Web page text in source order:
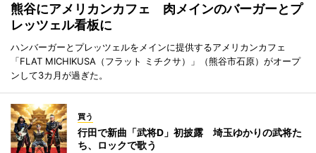
熊谷にアメリカンカフェ 肉メインのバーガーとプ
レッツェル看板に
ハンバーガーとプレッツェルをメインに提供するアメリカンカフェ
「FLAT MICHIKUSA（フラット ミチクサ）」（熊谷市石原）がオープ
ンして3カ月が過ぎた。
買う
行田で新曲「武将D」初披露 埼玉ゆかりの武将た
ち、ロックで歌う